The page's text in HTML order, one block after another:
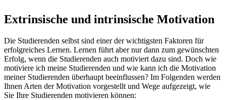
Extrinsische und intrinsische Motivation
Die Studierenden selbst sind einer der wichtigsten Faktoren für
erfolgreiches Lernen. Lernen führt aber nur dann zum gewünschten
Erfolg, wenn die Studierenden auch motiviert dazu sind. Doch wie
motiviere ich meine Studierenden und wie kann ich die Motivation
meiner Studierenden überhaupt beeinflussen? Im Folgenden werden
Ihnen Arten der Motivation vorgestellt und Wege aufgezeigt, wie
Sie Ihre Studierenden motivieren können: